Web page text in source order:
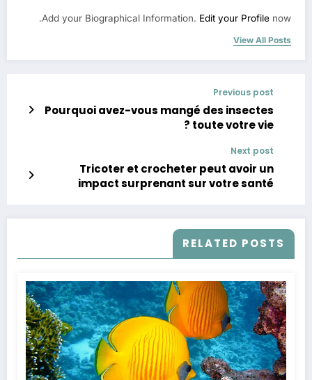
Add your Biographical Information. Edit your Profile now.
View All Posts
Previous post
Pourquoi avez-vous mangé des insectes
toute votre vie ?
Next post
Tricoter et crocheter peut avoir un
impact surprenant sur votre santé
RELATED POSTS